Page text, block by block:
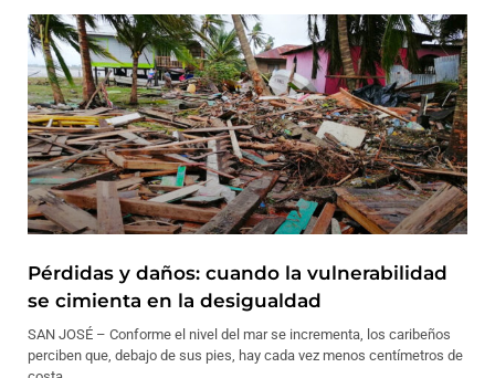
Pérdidas y daños: cuando la vulnerabilidad
se cimienta en la desigualdad
SAN JOSÉ – Conforme el nivel del mar se incrementa, los caribeños
perciben que, debajo de sus pies, hay cada vez menos centímetros de